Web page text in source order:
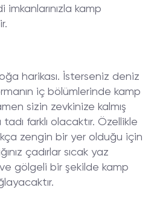
imkanlarınızla kamp
harikası. İsterseniz deniz
iç bölümlerinde kamp
sizin zevkinize kalmış
farklı olacaktır. Özellikle
zengin bir yer olduğu için
çadırlar sıcak yaz
gölgeli bir şekilde kamp